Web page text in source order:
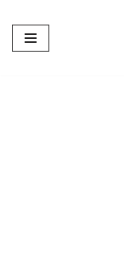
Sari